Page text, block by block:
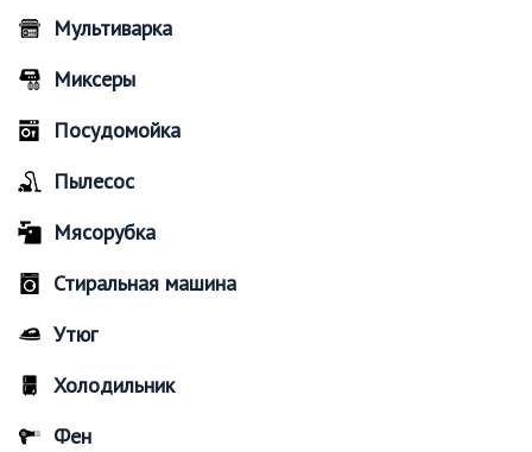
Мультиварка
Миксеры
Посудомойка
Пылесос
Мясорубка
Стиральная машина
Утюг
Холодильник
Фен